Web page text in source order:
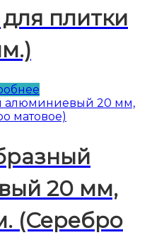
плитки
20 мм,
(Серебро